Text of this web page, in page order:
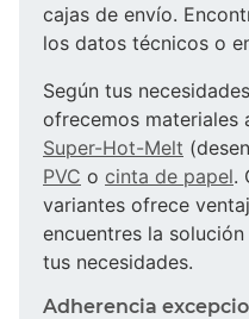
cajas de envío.
los datos técnicos o
Según tus
ofrecemos materiales
Super-Hot-Melt
PVC o cinta de papel.
variantes ofrece
encuentres la
tus necesidades.
Adherencia